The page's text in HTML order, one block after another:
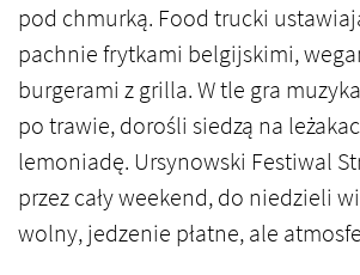
pod chmurką. Food trucki
pachnie frytkami belgijskimi,
burgerami z grilla. W tle gra
po trawie, dorośli siedzą na
lemoniadę. Ursynowski Festiwal
przez cały weekend, do niedzieli
wolny, jedzenie płatne, ale